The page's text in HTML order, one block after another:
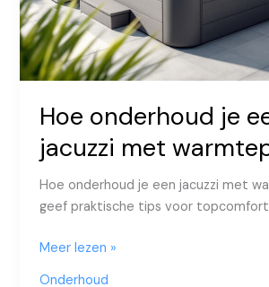
Hoe onderhoud je
jacuzzi met
Hoe onderhoud je een jacuzzi met
geef praktische tips voor
Hoe
Meer lezen »
Onderhoud